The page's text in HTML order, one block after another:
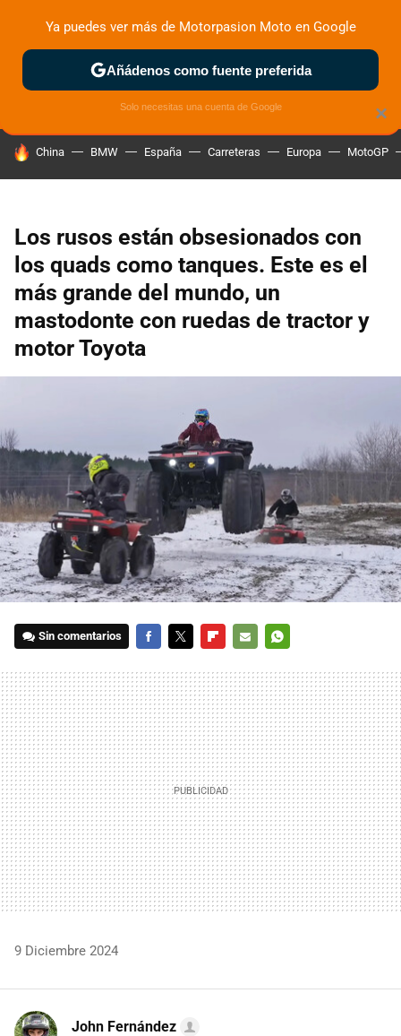
ZONA DE PRUEBAS DEPORTIVAS MOTOS ELÉCTRICAS
HOY SE HABLA DE
China BMW España Carreteras Europa MotoGP
Los rusos están obsesionados con
los quads como tanques. Este es el
más grande del mundo, un
mastodonte con ruedas de tractor y
motor Toyota
Sin comentarios
MAIL
9 Diciembre 2024
John Fernández
×
Ya puedes ver más de Motorpasion Moto en Google
Añádenos como fuente preferida
Solo necesitas una cuenta de Google